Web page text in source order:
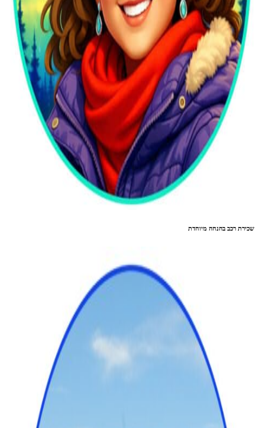
שכירת רכב בהנחה מיוחדת